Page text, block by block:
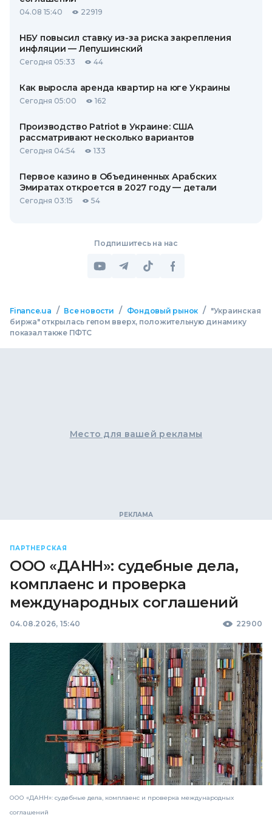
04.08 15:40 22919
НБУ повысил ставку из-за риска закрепления
инфляции — Лепушинский
Сегодня 05:33 44
Как выросла аренда квартир на юге Украины
Сегодня 05:00 162
Производство Patriot в Украине: США
рассматривают несколько вариантов
Сегодня 04:54 133
Первое казино в Объединенных Арабских
Эмиратах откроется в 2027 году — детали
Сегодня 03:15 54
Подпишитесь на нас
Finance.ua / Все новости / Фондовый рынок /
"Украинская
биржа" открылась гепом вверх, положительную динамику
показал также ПФТС
Место для вашей рекламы
ПАРТНЕРСКАЯ
ООО «ДАНН»: судебные дела,
комплаенс и проверка
международных соглашений
04.08.2026, 15:40 22900
ООО «ДАНН»: судебные дела, комплаенс и проверка международных
соглашений